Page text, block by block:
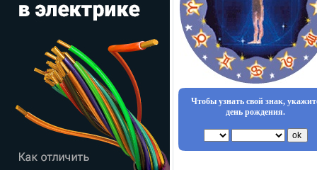
Чтобы узнать свой знак,
день рождения.